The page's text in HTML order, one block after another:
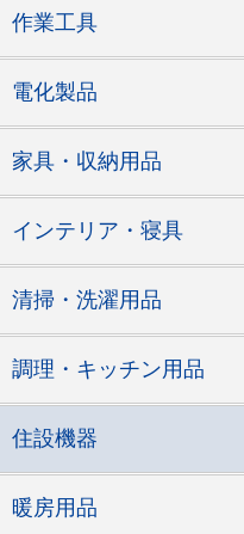
作業工具
電化製品
家具・収納用品
インテリア・寝具
清掃・洗濯用品
調理・キッチン用品
住設機器
暖房用品